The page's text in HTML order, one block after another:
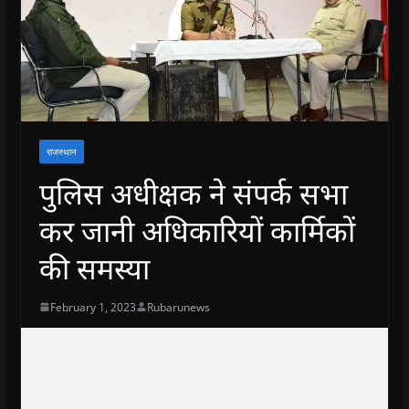
राजस्थान
पुलिस अधीक्षक ने संपर्क सभा
कर जानी अधिकारियों कार्मिकों
की समस्या
February 1, 2023 Rubarunews